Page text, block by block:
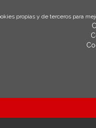
propias y de terceros para